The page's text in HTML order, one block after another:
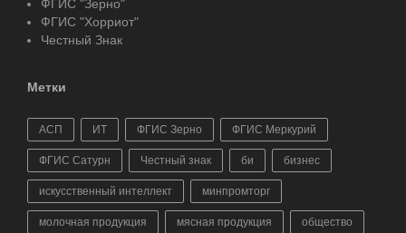
ФГИС "Зерно"
ФГИС "Хорриот"
Честный Знак
Метки
АСП ИТ ФГИС Зерно ФГИС Меркурий
ФГИС Сатурн Честный знак би бизнес
искусственный интеллект минпромторг
молочная продукция мясная продукция общество